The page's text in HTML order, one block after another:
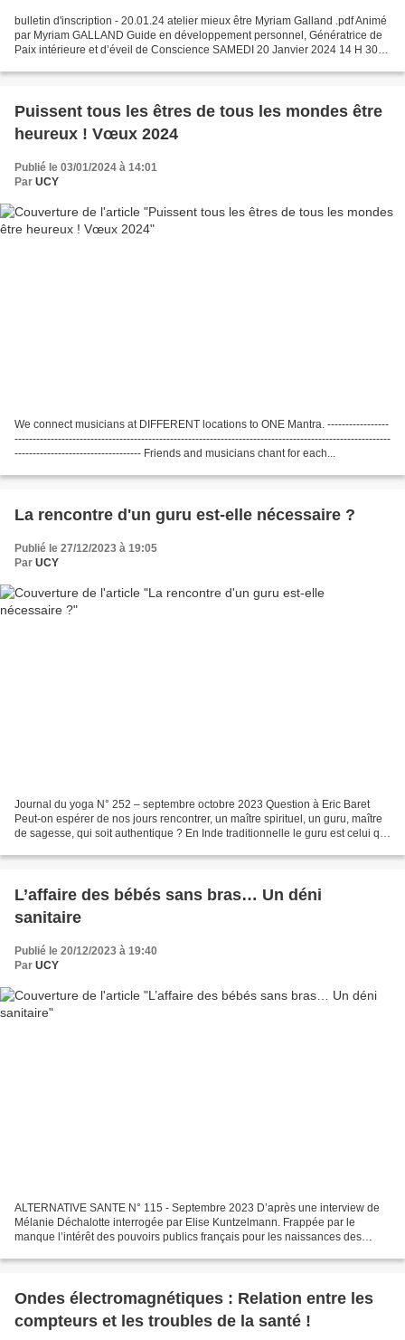
bulletin d'inscription - 20.01.24 atelier mieux être Myriam Galland .pdf Animé
par Myriam GALLAND Guide en développement personnel, Génératrice de
Paix intérieure et d’éveil de Conscience SAMEDI 20 Janvier 2024 14 H 30 à
Puissent tous les êtres de tous les mondes être
heureux ! Vœux 2024
Publié le 03/01/2024 à 14:01
Par UCY
We connect musicians at DIFFERENT locations to ONE Mantra. -----------------
--------------------------------------------------------------------------------------------------------
----------------------------------- Friends and musicians chant for each...
La rencontre d'un guru est-elle nécessaire ?
Publié le 27/12/2023 à 19:05
Par UCY
Journal du yoga N° 252 – septembre octobre 2023 Question à Eric Baret
Peut-on espérer de nos jours rencontrer, un maître spirituel, un guru, maître
de sagesse, qui soit authentique ? En Inde traditionnelle le guru est celui qui
L’affaire des bébés sans bras… Un déni
sanitaire
Publié le 20/12/2023 à 19:40
Par UCY
ALTERNATIVE SANTE N° 115 - Septembre 2023 D’après une interview de
Mélanie Déchalotte interrogée par Elise Kuntzelmann. Frappée par le
manque l’intérêt des pouvoirs publics français pour les naissances des
Ondes électromagnétiques : Relation entre les
compteurs et les troubles de la santé !